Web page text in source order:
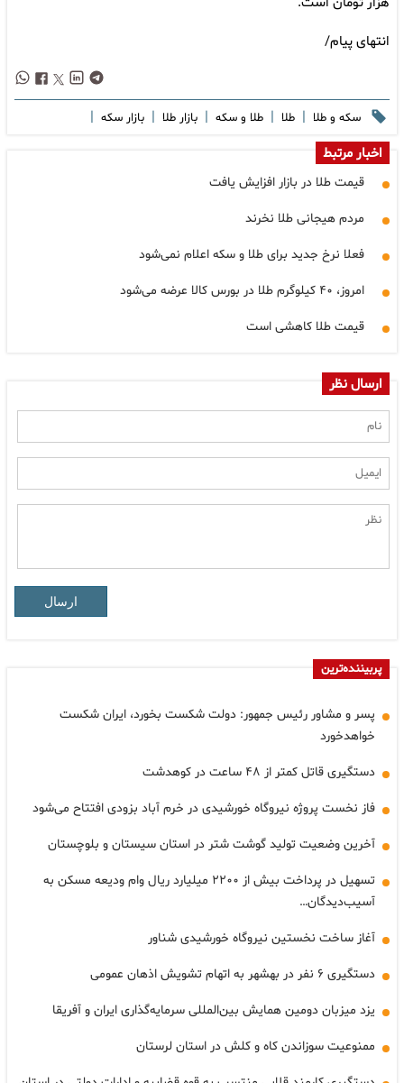
انتهای پیام/
سکه و طلا | طلا | طلا و سکه | بازار طلا | بازار سکه |
اخبار مرتبط
قیمت طلا در بازار افزایش یافت
مردم هیجانی طلا نخرند
فعلا نرخ جدید برای طلا و سکه اعلام نمی‌شود
امروز، ۴٠ کیلوگرم طلا در بورس کالا عرضه می‌شود
قیمت طلا کاهشی است
ارسال نظر
ارسال
پربیننده‌ترین
پسر و مشاور رئیس جمهور: دولت شکست بخورد، ایران شکست
خواهدخورد
دستگیری قاتل کمتر از ۴۸ ساعت در کوهدشت
فاز نخست پروژه نیروگاه خورشیدی در خرم آباد بزودی افتتاح می‌شود
آخرین وضعیت تولید گوشت شتر در استان سیستان و بلوچستان
تسهیل در پرداخت بیش از ۲۲۰۰ میلیارد ریال وام ودیعه مسکن به
آسیب‌دیدگان…
آغاز ساخت نخستین نیروگاه خورشیدی شناور
دستگیری ۶ نفر در بهشهر به اتهام تشویش اذهان عمومی
یزد میزبان دومین همایش بین‌المللی سرمایه‌گذاری ایران و آفریقا
ممنوعیت سوزاندن کاه و کلش در استان لرستان